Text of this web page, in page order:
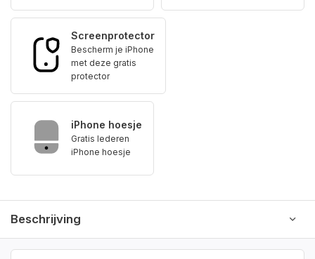
Screenprotector
Bescherm je iPhone
met deze gratis
protector
iPhone hoesje
Gratis lederen
iPhone hoesje
Beschrijving